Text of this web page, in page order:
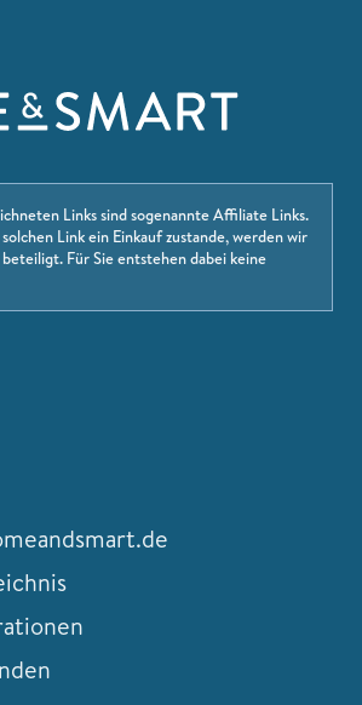
Links sind sogenannte Affiliate Links.
Link ein Einkauf zustande, werden wir
Für Sie entstehen dabei keine